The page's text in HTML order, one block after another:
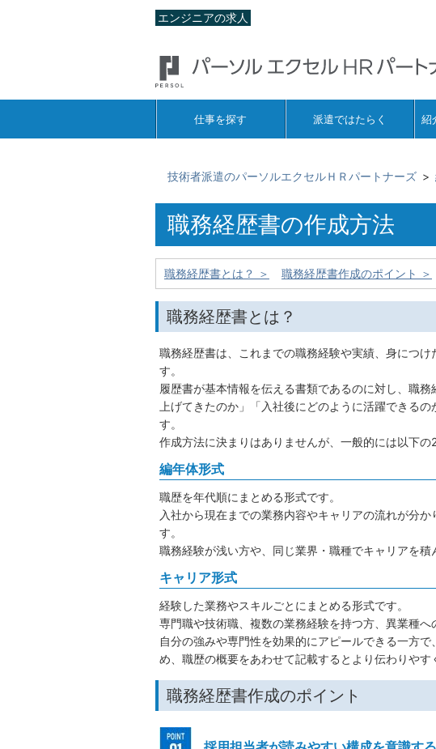
エンジニアの求人
仕事を探す 派遣ではたらく 紹
技術者派遣のパーソルエクセルＨＲパートナーズ
職務経歴書の作成方法
職務経歴書とは？ ＞ 職務経歴書作成のポイント ＞
職務経歴書とは？
職務経歴書は、これまでの職務経験や実績、身につ
す。
履歴書が基本情報を伝える書類であるのに対し、職
上げてきたのか」「入社後にどのように活躍できる
す。
作成方法に決まりはありませんが、一般的には以下の
編年体形式
職歴を年代順にまとめる形式です。
入社から現在までの業務内容やキャリアの流れが分
す。
職務経験が浅い方や、同じ業界・職種でキャリアを積
キャリア形式
経験した業務やスキルごとにまとめる形式です。
専門職や技術職、複数の業務経験を持つ方、異業種へ
自分の強みや専門性を効果的にアピールできる一方
め、職歴の概要をあわせて記載するとより伝わりやす
職務経歴書作成のポイント